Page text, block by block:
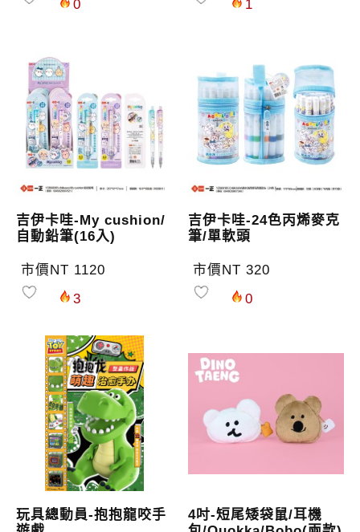
0
1
吉伊卡哇-My cushion/
自動鉛筆(16入)
市價NT 1120
3
吉伊卡哇-24色丙烯麥克
筆/單軟頭
市價NT 320
0
玩具總動員-抱抱龍咬手
4吋-短尾矮袋鼠/耳機